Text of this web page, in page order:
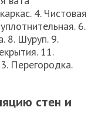
4. Чистовая
6.
8. Шуруп. 9.
11.
Перегородка.
стен и